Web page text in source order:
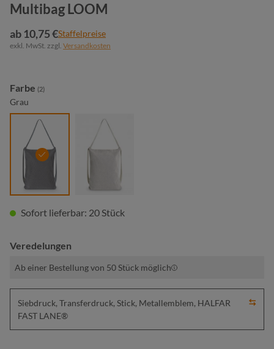
Multibag LOOM
ab 10,75 €Staffelpreise
exkl. MwSt. zzgl. Versandkosten
Farbe auswählen
(2)
Grau
grau
Sofort lieferbar: 20 Stück
Veredelungen
Ab einer Bestellung von 50 Stück möglich
Siebdruck, Transferdruck, Stick, Metallemblem, HALFAR
FAST LANE®